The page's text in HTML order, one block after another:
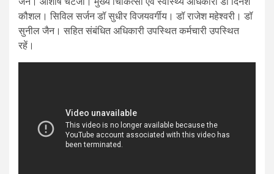
कौशल। सिविल सर्जन डॉ सुधीर विजयवर्गीय। डॉ राजेश महेश्वरी। डॉ
सुनील जैन। सहित संबंधित अधिकारी उपस्थित कर्मचारी उपस्थित
रहें।